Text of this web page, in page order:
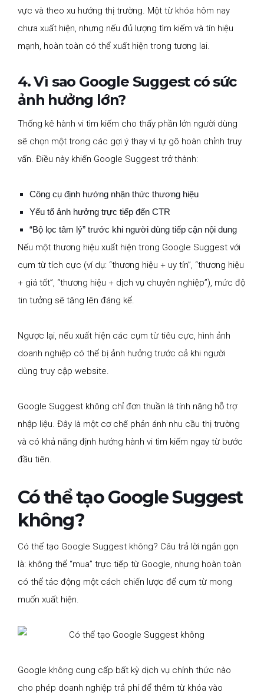
vực và theo xu hướng thị trường. Một từ khóa hôm nay
chưa xuất hiện, nhưng nếu đủ lượng tìm kiếm và tín hiệu
mạnh, hoàn toàn có thể xuất hiện trong tương lai.
4. Vì sao Google Suggest có sức
ảnh hưởng lớn?
Thống kê hành vi tìm kiếm cho thấy phần lớn người dùng
sẽ chọn một trong các gợi ý thay vì tự gõ hoàn chỉnh truy
vấn. Điều này khiến Google Suggest trở thành:
Công cụ định hướng nhận thức thương hiệu
Yếu tố ảnh hưởng trực tiếp đến CTR
“Bộ lọc tâm lý” trước khi người dùng tiếp cận nội dung
Nếu một thương hiệu xuất hiện trong Google Suggest với
cụm từ tích cực (ví dụ: “thương hiệu + uy tín”, “thương hiệu
+ giá tốt”, “thương hiệu + dịch vụ chuyên nghiệp”), mức độ
tin tưởng sẽ tăng lên đáng kể.
Ngược lại, nếu xuất hiện các cụm từ tiêu cực, hình ảnh
doanh nghiệp có thể bị ảnh hưởng trước cả khi người
dùng truy cập website.
Google Suggest không chỉ đơn thuần là tính năng hỗ trợ
nhập liệu. Đây là một cơ chế phản ánh nhu cầu thị trường
và có khả năng định hướng hành vi tìm kiếm ngay từ bước
đầu tiên.
Có thể tạo Google Suggest
không?
Có thể tạo Google Suggest không? Câu trả lời ngắn gọn
là: không thể “mua” trực tiếp từ Google, nhưng hoàn toàn
có thể tác động một cách chiến lược để cụm từ mong
muốn xuất hiện.
Google không cung cấp bất kỳ dịch vụ chính thức nào
cho phép doanh nghiệp trả phí để thêm từ khóa vào